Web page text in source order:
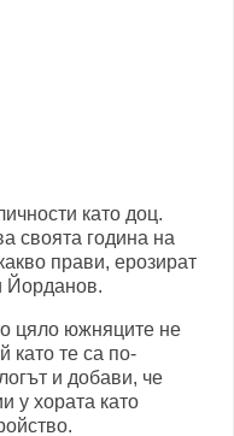
като доц.
своята година на
прави, ерозират
Йорданов.
цяло южняците не
като те са по-
и добави, че
у хората като